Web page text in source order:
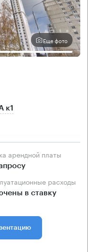
Еще фото
к1
арендной платы
расходы
в ставку